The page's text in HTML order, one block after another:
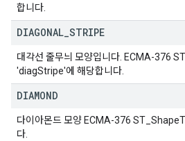
합니다.
DIAGONAL STRIPE
대각선 줄무늬 모양입니다. ECMA-376
'diagStripe'에 해당합니다.
DIAMOND
다이아몬드 모양 ECMA-376
다.